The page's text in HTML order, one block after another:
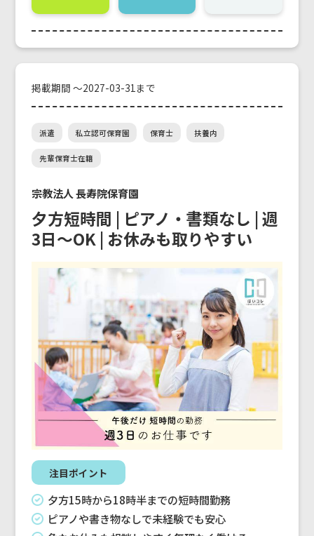
掲載期間 ～2027-03-31まで
派遣 私立認可保育園 保育士 扶養内
先輩保育士在籍
宗教法人 長寿院保育園
夕方短時間 | ピアノ・書類なし | 週
3日～OK | お休みも取りやすい
注目ポイント
夕方15時から18時半までの短時間勤務
ピアノや書き物なしで未経験でも安心